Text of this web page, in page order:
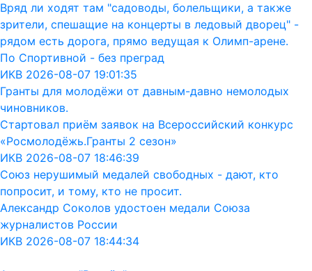
Вряд ли ходят там "садоводы, болельщики, а также
зрители, спешащие на концерты в ледовый дворец" -
рядом есть дорога, прямо ведущая к Олимп-арене.
По Спортивной - без преград
ИКВ 2026-08-07 19:01:35
Гранты для молодёжи от давным-давно немолодых
чиновников.
Стартовал приём заявок на Всероссийский конкурс
«Росмолодёжь.Гранты 2 сезон»
ИКВ 2026-08-07 18:46:39
Союз нерушимый медалей свободных - дают, кто
попросит, и тому, кто не просит.
Александр Соколов удостоен медали Союза
журналистов России
ИКВ 2026-08-07 18:44:34